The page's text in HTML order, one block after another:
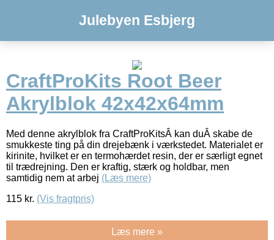
Julebyen Esbjerg
CraftProKits Root Beer
Akrylblok 42x42x64mm
Med denne akrylblok fra CraftProKitsÂ kan duÂ skabe de
smukkeste ting på din drejebænk i værkstedet. Materialet er
kirinite, hvilket er en termohærdet resin, der er særligt egnet
til trædrejning. Den er kraftig, stærk og holdbar, men
samtidig nem at arbej (Læs mere)
115 kr. (Vis fragtpris)
Læs mere »